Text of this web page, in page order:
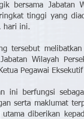
bersama Jabatan
tinggi yang
hari ini.
tersebut
Wilayah
Pegawai Eksekutif
ini berfungsi
serta maklumat
utama diberikan